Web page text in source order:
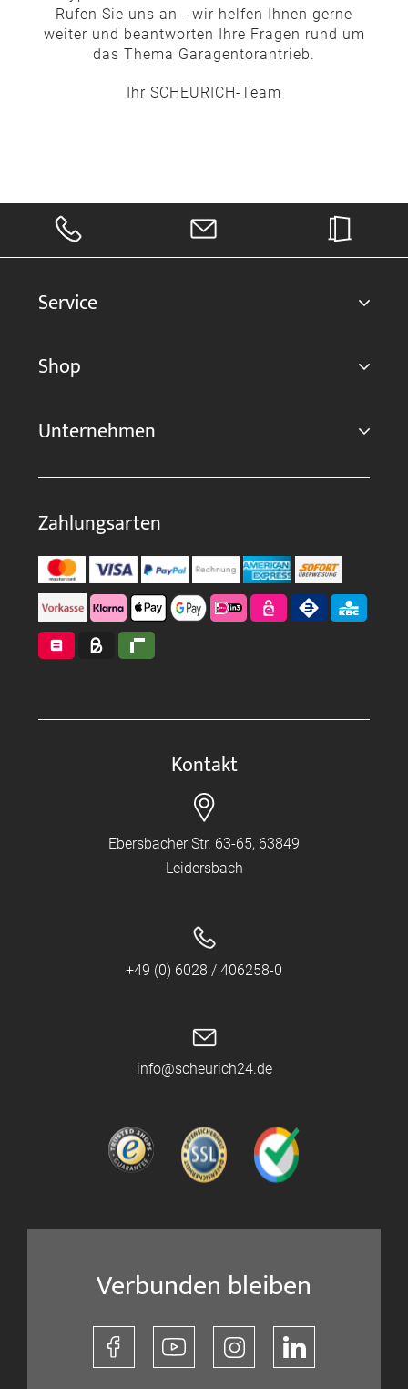
Rufen Sie uns an - wir helfen Ihnen gerne
weiter und beantworten Ihre Fragen rund um
das Thema Garagentorantrieb.
Ihr SCHEURICH-Team
Service
Shop
Unternehmen
Zahlungsarten
Kontakt
Ebersbacher Str. 63-65, 63849
Leidersbach
+49 (0) 6028 / 406258-0
info@scheurich24.de
Verbunden bleiben